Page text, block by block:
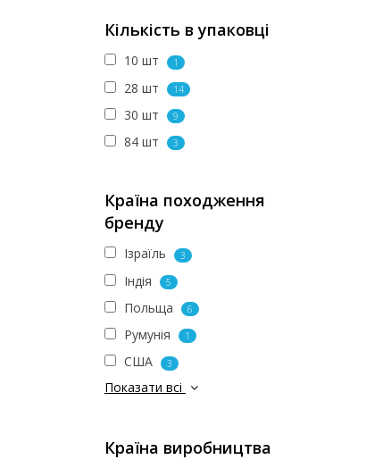
Кількість в упаковці
10 шт 1
28 шт 14
30 шт 9
84 шт 3
Країна походження
бренду
Ізраїль 3
Індія 5
Польща 6
Румунія 1
США 3
Показати всі
Країна виробництва